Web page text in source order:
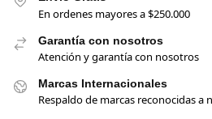
En ordenes mayores a $250.000
Garantía con nosotros
Atención y garantía con nosotros
Marcas Internacionales
Respaldo de marcas reconocidas a